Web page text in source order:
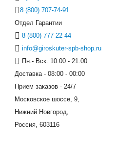
8 (800) 707-74-91
Отдел Гарантии
8 (800) 777-22-44
info@giroskuter-spb-shop.ru
Пн.- Вск. 10:00 - 21:00
Доставка - 08:00 - 00:00
Прием заказов - 24/7
Московское шоссе, 9,
Нижний Новгород,
Россия, 603116